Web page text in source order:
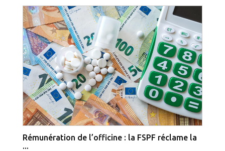
Rémunération de l’officine : la FSPF réclame la
...